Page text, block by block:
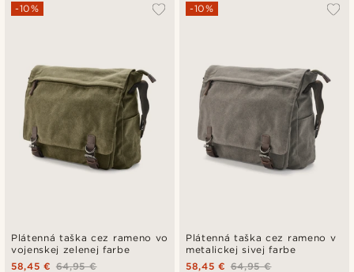
Plátenná taška cez rameno vo
vojenskej zelenej farbe
-10%
64,95 €
58,45 €
Plátenná taška cez rameno v
metalickej sivej farbe
-10%
64,95 €
58,45 €